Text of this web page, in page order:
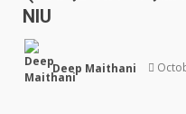
NIU
Deep Maithani